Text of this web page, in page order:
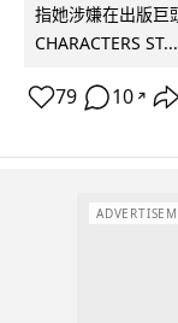
指她涉嫌在出版巨
CHARACTERS ST...
79 10 ↗